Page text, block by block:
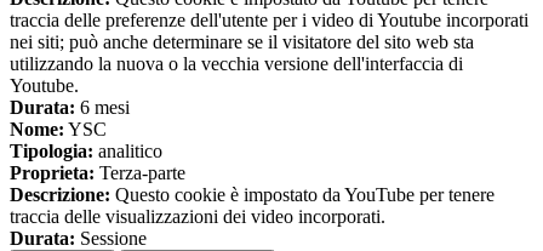
traccia delle preferenze dell'utente per i video di Youtube incorporati
nei siti; può anche determinare se il visitatore del sito web sta
utilizzando la nuova o la vecchia versione dell'interfaccia di
Youtube.
Durata: 6 mesi
Nome: YSC
Tipologia: analitico
Proprieta: Terza-parte
Descrizione: Questo cookie è impostato da YouTube per tenere
traccia delle visualizzazioni dei video incorporati.
Durata: Sessione